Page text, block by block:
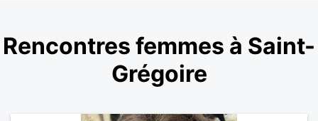
Rencontres femmes à Saint-
Grégoire